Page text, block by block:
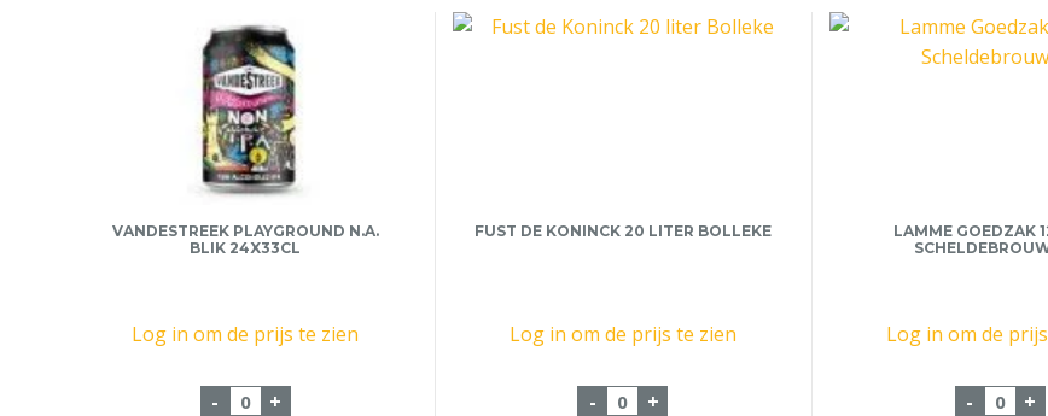
VANDESTREEK PLAYGROUND N.A.
BLIK 24X33CL
Log in om de prijs te zien
- VandeStreek Playground N.A. Blik 24x33cl aantal
+
FUST DE KONINCK 20 LITER BOLLEKE
Log in om de prijs te zien
- Fust de Koninck 20 liter Bolleke aantal
+
LAMME GOEDZAK
Log in om de
- +